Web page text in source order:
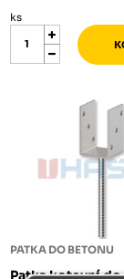
ks
PATKA DO BETONU
Patka kotevní